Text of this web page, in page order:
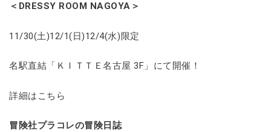
＜DRESSY ROOM NAGOYA＞
11/30(土)12/1(日)12/4(水)限定
名駅直結「ＫＩＴＴＥ名古屋 3F」にて開催！
詳細はこちら
冒険社プラコレの冒険日誌